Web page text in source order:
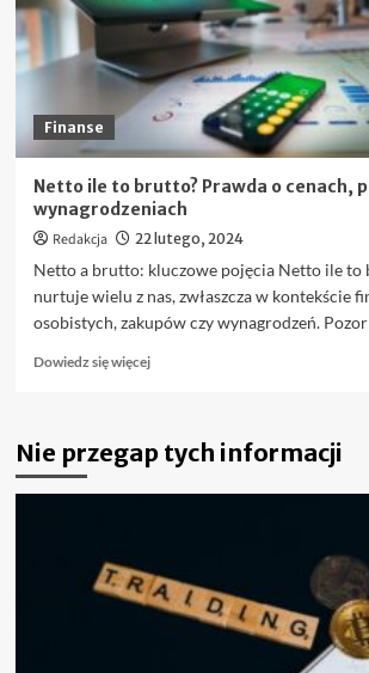
Krok
po
Finanse
Netto ile to brutto? Prawda o cenach,
wynagrodzeniach
Redakcja 22 lutego, 2024
Netto a brutto: kluczowe pojęcia Netto ile to
nurtuje wielu z nas, zwłaszcza w kontekście
osobistych, zakupów czy wynagrodzeń.
Dowiedz się więcejDowiedz
Netto
ile
to
cenach,
podatkach
Nie przegap tych informacji